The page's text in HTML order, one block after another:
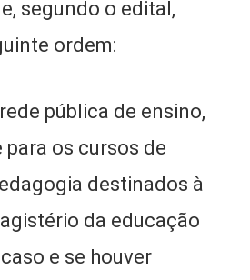
segundo o edital,
ordem:
pública de ensino,
os cursos de
destinados à
da educação
e se houver